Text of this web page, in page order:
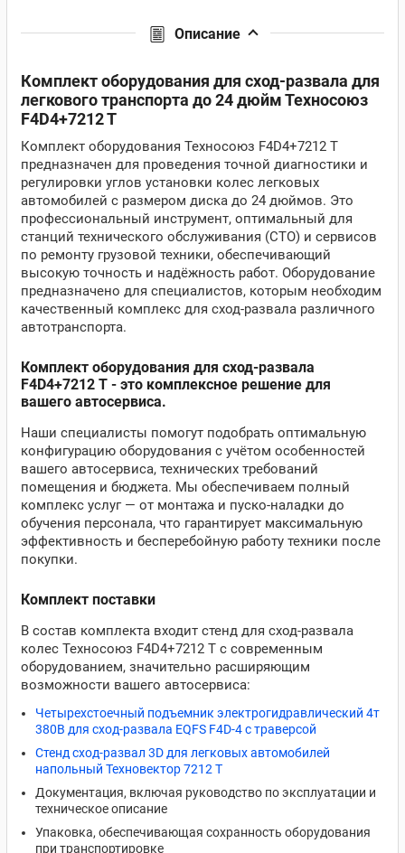
Описание
Комплект оборудования для сход-развала для
легкового транспорта до 24 дюйм Техносоюз
F4D4+7212 T
Комплект оборудования Техносоюз F4D4+7212 T
предназначен для проведения точной диагностики и
регулировки углов установки колес легковых
автомобилей с размером диска до 24 дюймов. Это
профессиональный инструмент, оптимальный для
станций технического обслуживания (СТО) и сервисов
по ремонту грузовой техники, обеспечивающий
высокую точность и надёжность работ. Оборудование
предназначено для специалистов, которым необходим
качественный комплекс для сход-развала различного
автотранспорта.
Комплект оборудования для сход-развала
F4D4+7212 T - это комплексное решение для
вашего автосервиса.
Наши специалисты помогут подобрать оптимальную
конфигурацию оборудования с учётом особенностей
вашего автосервиса, технических требований
помещения и бюджета. Мы обеспечиваем полный
комплекс услуг — от монтажа и пуско-наладки до
обучения персонала, что гарантирует максимальную
эффективность и бесперебойную работу техники после
покупки.
Комплект поставки
В состав комплекта входит стенд для сход-развала
колес Техносоюз F4D4+7212 T с современным
оборудованием, значительно расширяющим
возможности вашего автосервиса:
Четырехстоечный подъемник электрогидравлический 4т
380В для сход-развала EQFS F4D-4 с траверсой
Стенд сход-развал 3D для легковых автомобилей
напольный Техновектор 7212 T
Документация, включая руководство по эксплуатации и
техническое описание
Упаковка, обеспечивающая сохранность оборудования
при транспортировке